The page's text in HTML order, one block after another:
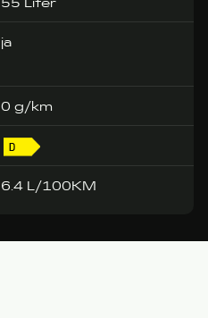
ja
0 g/km
6.4 L/100KM